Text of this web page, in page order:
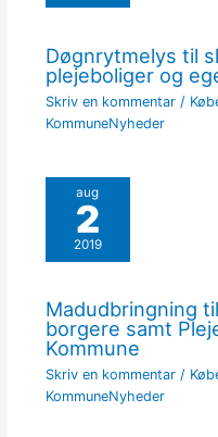
Døgnrytmelys til
plejeboliger og
Skriv en kommentar /
KommuneNyheder
aug
2
2019
Madudbringning
borgere samt
Kommune
Skriv en kommentar /
KommuneNyheder